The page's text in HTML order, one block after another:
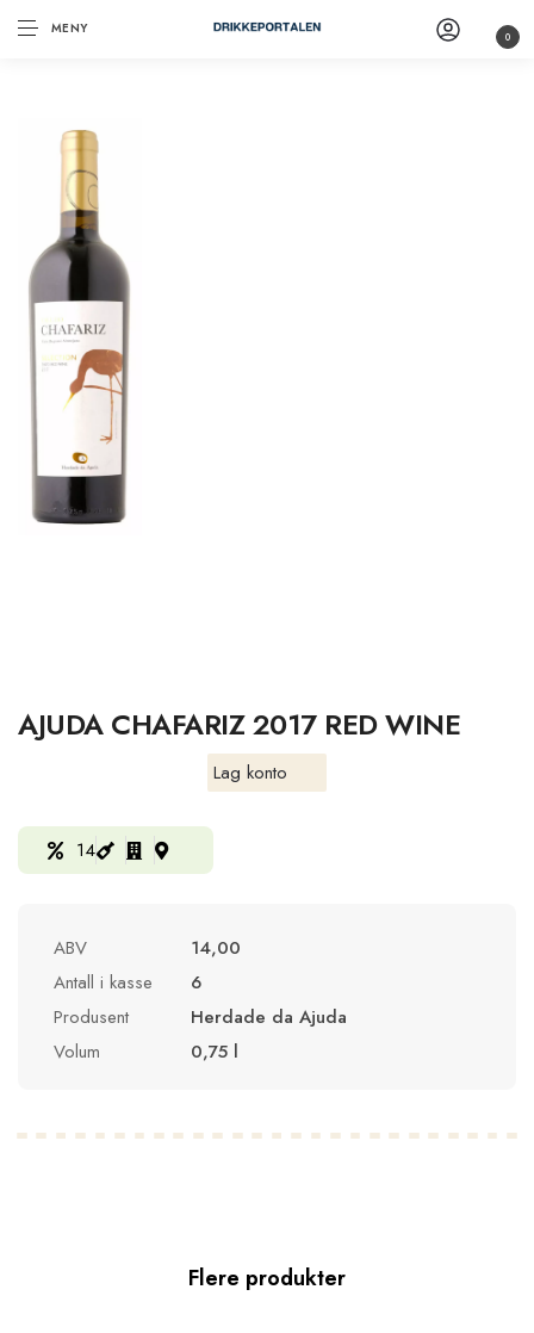
MENY 0
AJUDA CHAFARIZ 2017 RED WINE
Lag konto
14
ABV
14,00
Antall i kasse
6
Produsent
Herdade da Ajuda
Volum
0,75 l
Flere produkter